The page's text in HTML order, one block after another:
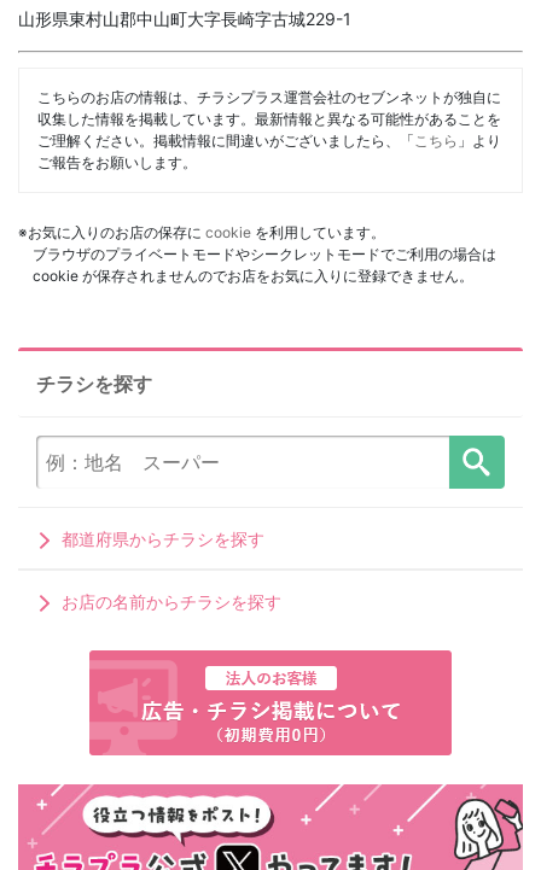
山形県東村山郡中山町大字長崎字古城229-1
こちらのお店の情報は、チラシプラス運営会社のセブンネットが独自に
収集した情報を掲載しています。最新情報と異なる可能性があることを
ご理解ください。掲載情報に間違いがございましたら、「 こちら 」より
ご報告をお願いします。
※お気に入りのお店の保存に cookie を利用しています。
ブラウザのプライベートモードやシークレットモードでご利用の場合は
cookie が保存されませんのでお店をお気に入りに登録できません。
チラシを探す
都道府県からチラシを探す
お店の名前からチラシを探す